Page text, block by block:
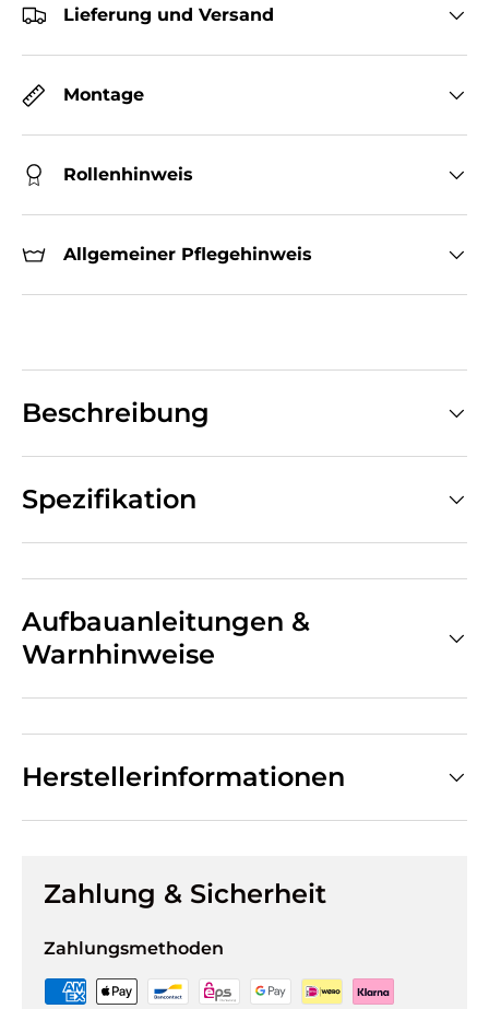
Lieferung und Versand
Montage
Rollenhinweis
Allgemeiner Pflegehinweis
Beschreibung
Spezifikation
Aufbauanleitungen &
Warnhinweise
Herstellerinformationen
Zahlung & Sicherheit
Zahlungsmethoden